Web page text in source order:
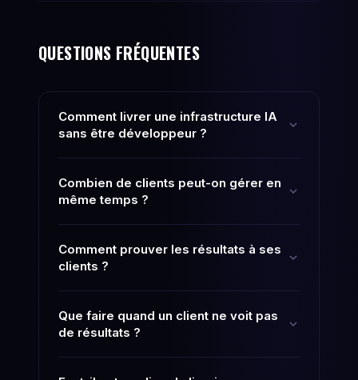
QUESTIONS FRÉQUENTES
Comment livrer une infrastructure IA
sans être développeur ?
Combien de clients peut-on gérer en
même temps ?
Comment prouver les résultats à ses
clients ?
Que faire quand un client ne voit pas
de résultats ?